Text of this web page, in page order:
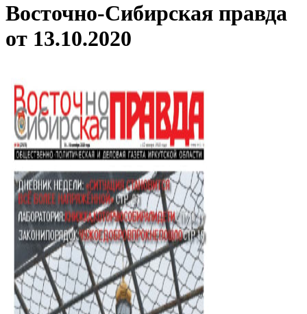
Восточно-Сибирская правда
от 13.10.2020